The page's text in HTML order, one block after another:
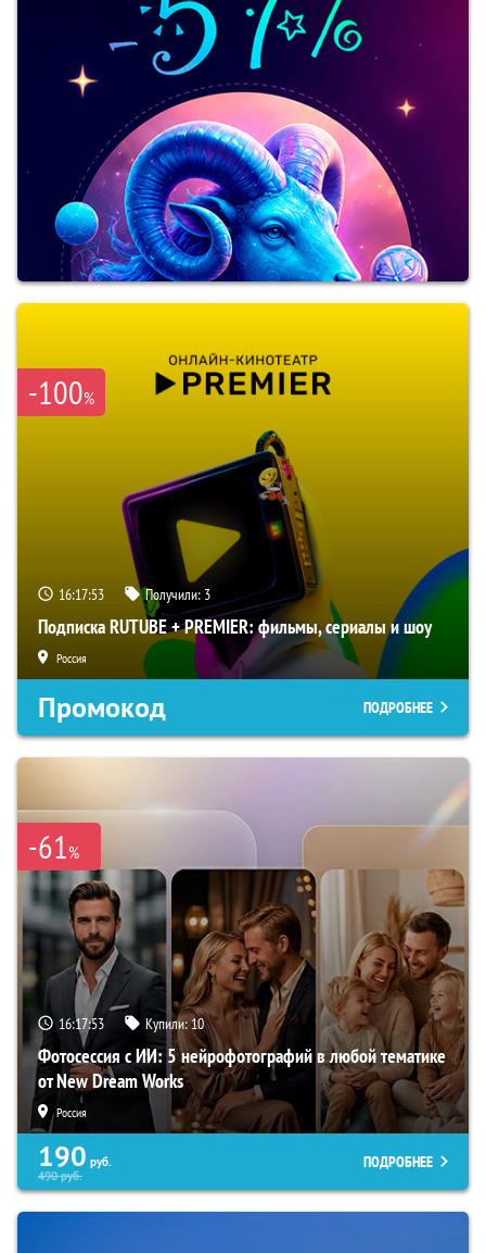
-100%
16:17:52 Получили: 3
Подписка RUTUBE + PREMIER: фильмы, сериалы и шоу
Россия
Промокод ПОДРОБНЕЕ
-61%
16:17:52 Купили:10
Фотосессия с ИИ: 5 нейрофотографий в любой тематике
от New Dream Works
Россия
190 руб.
490руб.
ПОДРОБНЕЕ